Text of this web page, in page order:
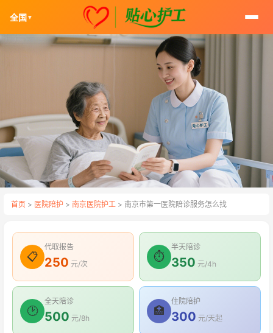
全国 ▼
首页 > 医院陪护 > 南京医院护工 > 南京市第一医院陪诊服务怎么找
📋
代取报告
250 元/次
⏱
半天陪诊
350 元/4h
🕑
全天陪诊
500 元/8h
🏥
住院陪护
300 元/天起